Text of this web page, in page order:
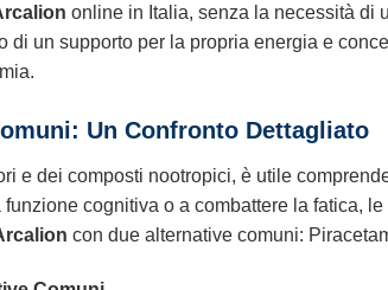
online in Italia, senza la necessità di
di un supporto per la propria energia e
Un Confronto Dettagliato
e dei composti nootropici, è utile
cognitiva o a combattere la fatica,
con due alternative comuni: